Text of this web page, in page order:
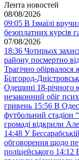
Лента новостей
08/08/2026
09:05 В Ізмаїлі
безоплатних курсів
07/08/2026
18:36 Чотирьох
району посмертно
Трагічно обірвалося
Білгород-
Одещині 18-річного
незаконний обіг
гривень 15:56 В
футбольний стадіон
громаді відкрили
14:48 У
обговорення щодо
поліцейського 14:12